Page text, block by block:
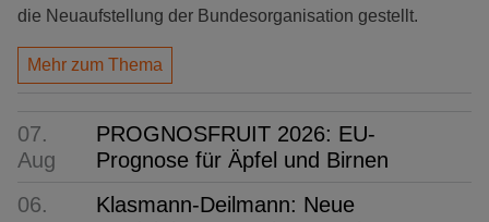
die Neuaufstellung der Bundesorganisation gestellt.
Mehr zum Thema
07.
Aug
PROGNOSFRUIT 2026: EU-
Prognose für Äpfel und Birnen
06.
Klasmann-Deilmann: Neue